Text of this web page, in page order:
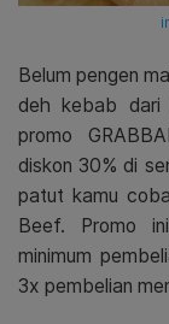
Belum pengen
deh kebab dari
promo
diskon 30% di
patut kamu
Beef. Promo
minimum
3x pembelian